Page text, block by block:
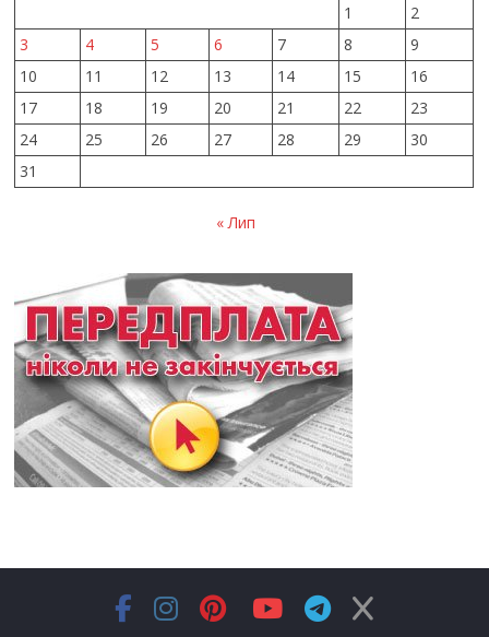
1
2
3
4 5 6 7 8
9
10
11 12 13 14 15
16
17
18 19 20 21 22
23
24
25 26 27 28 29
30
31
« Лип